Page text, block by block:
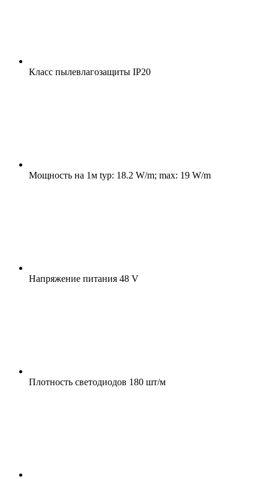
Класс пылевлагозащиты IP20
Мощность на 1м typ: 18.2 W/m; max: 19 W/m
Напряжение питания 48 V
Плотность светодиодов 180 шт/м